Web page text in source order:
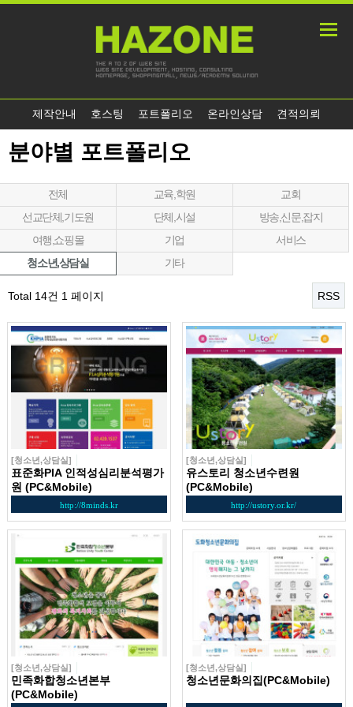
제작안내 호스팅 포트폴리오 온라인상담 견적의뢰
분야별 포트폴리오
전체 교육,학원
교회
선교단체,기도원
단체,시설
방송,신문,잡지
여행,쇼핑몰
기업
서비스
청소년,상담실
기타
Total 14건 1 페이지 RSS
[청소년,상담실]
표준화PIA 인적성심리분석평가
원 (PC&Mobile)
http://8minds.kr
[청소년,상담실]
유스토리 청소년수련원
(PC&Mobile)
http://ustory.or.kr/
[청소년,상담실]
민족화합청소년본부
(PC&Mobile)
[청소년,상담실]
청소년문화의집(PC&Mobile)